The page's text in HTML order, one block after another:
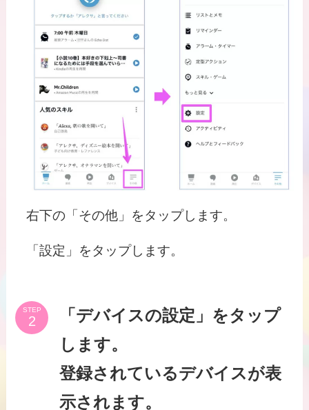
右下の「その他」をタップします。
「設定」をタップします。
STEP
「デバイスの設定」をタップ
します。
登録されているデバイスが表
示されます。